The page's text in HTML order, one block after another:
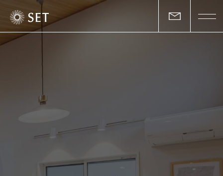
物件一覧
お客様の声